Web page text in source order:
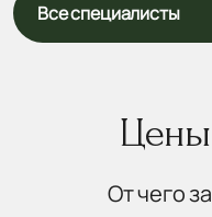
Все специалисты
Цены
От чего